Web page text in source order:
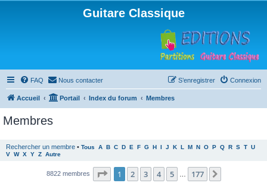
Guitare Classique
FAQ Nous contacter Connexion
S’enregistrer
Accueil Portail Index du forum Membres
Membres
Rechercher un membre • Tous A B C D E F G H I J K L M N O P Q R S T U
V W X Y Z Autre
8822 membres Page 1sur177
1 2 3 4 5 177